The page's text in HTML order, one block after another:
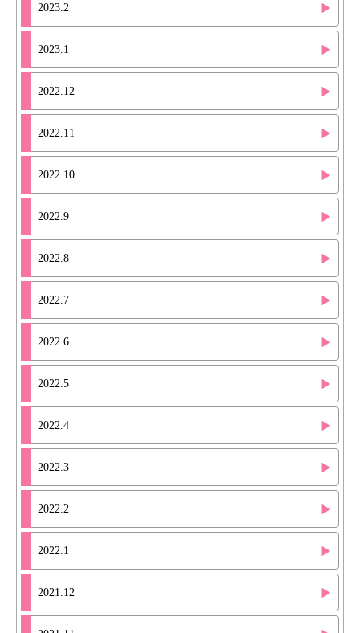
2023.2
2023.1
2022.12
2022.11
2022.10
2022.9
2022.8
2022.7
2022.6
2022.5
2022.4
2022.3
2022.2
2022.1
2021.12